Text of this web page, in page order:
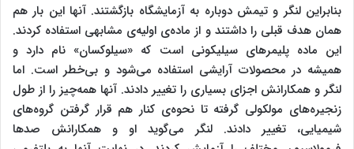
بنابراین لنگر و تیمش دوباره به آزمایشگاه بازگشتند. آنها این بار هم
همان هدف قبلی را داشتند و از ماده‌ی اولیه‌ی مشابهی استفاده کردند.
این ماده پلیمرهای سیلیکونی است که «سیلوکسان» نام دارد و
همیشه در محصولات آرایشی استفاده می‌شود و بی‌خطر است. اما
لنگر و همکارانش اجزای بسیاری را تغییر دادند. آنها همه‌چیز را از طول
زنجیره‌های مولکولی گرفته تا نحوه‌ی کنار هم قرار گرفتن گروه‌های
شیمیایی، تغییر دادند. لنگر می‌گوید او و همکارانش صدها